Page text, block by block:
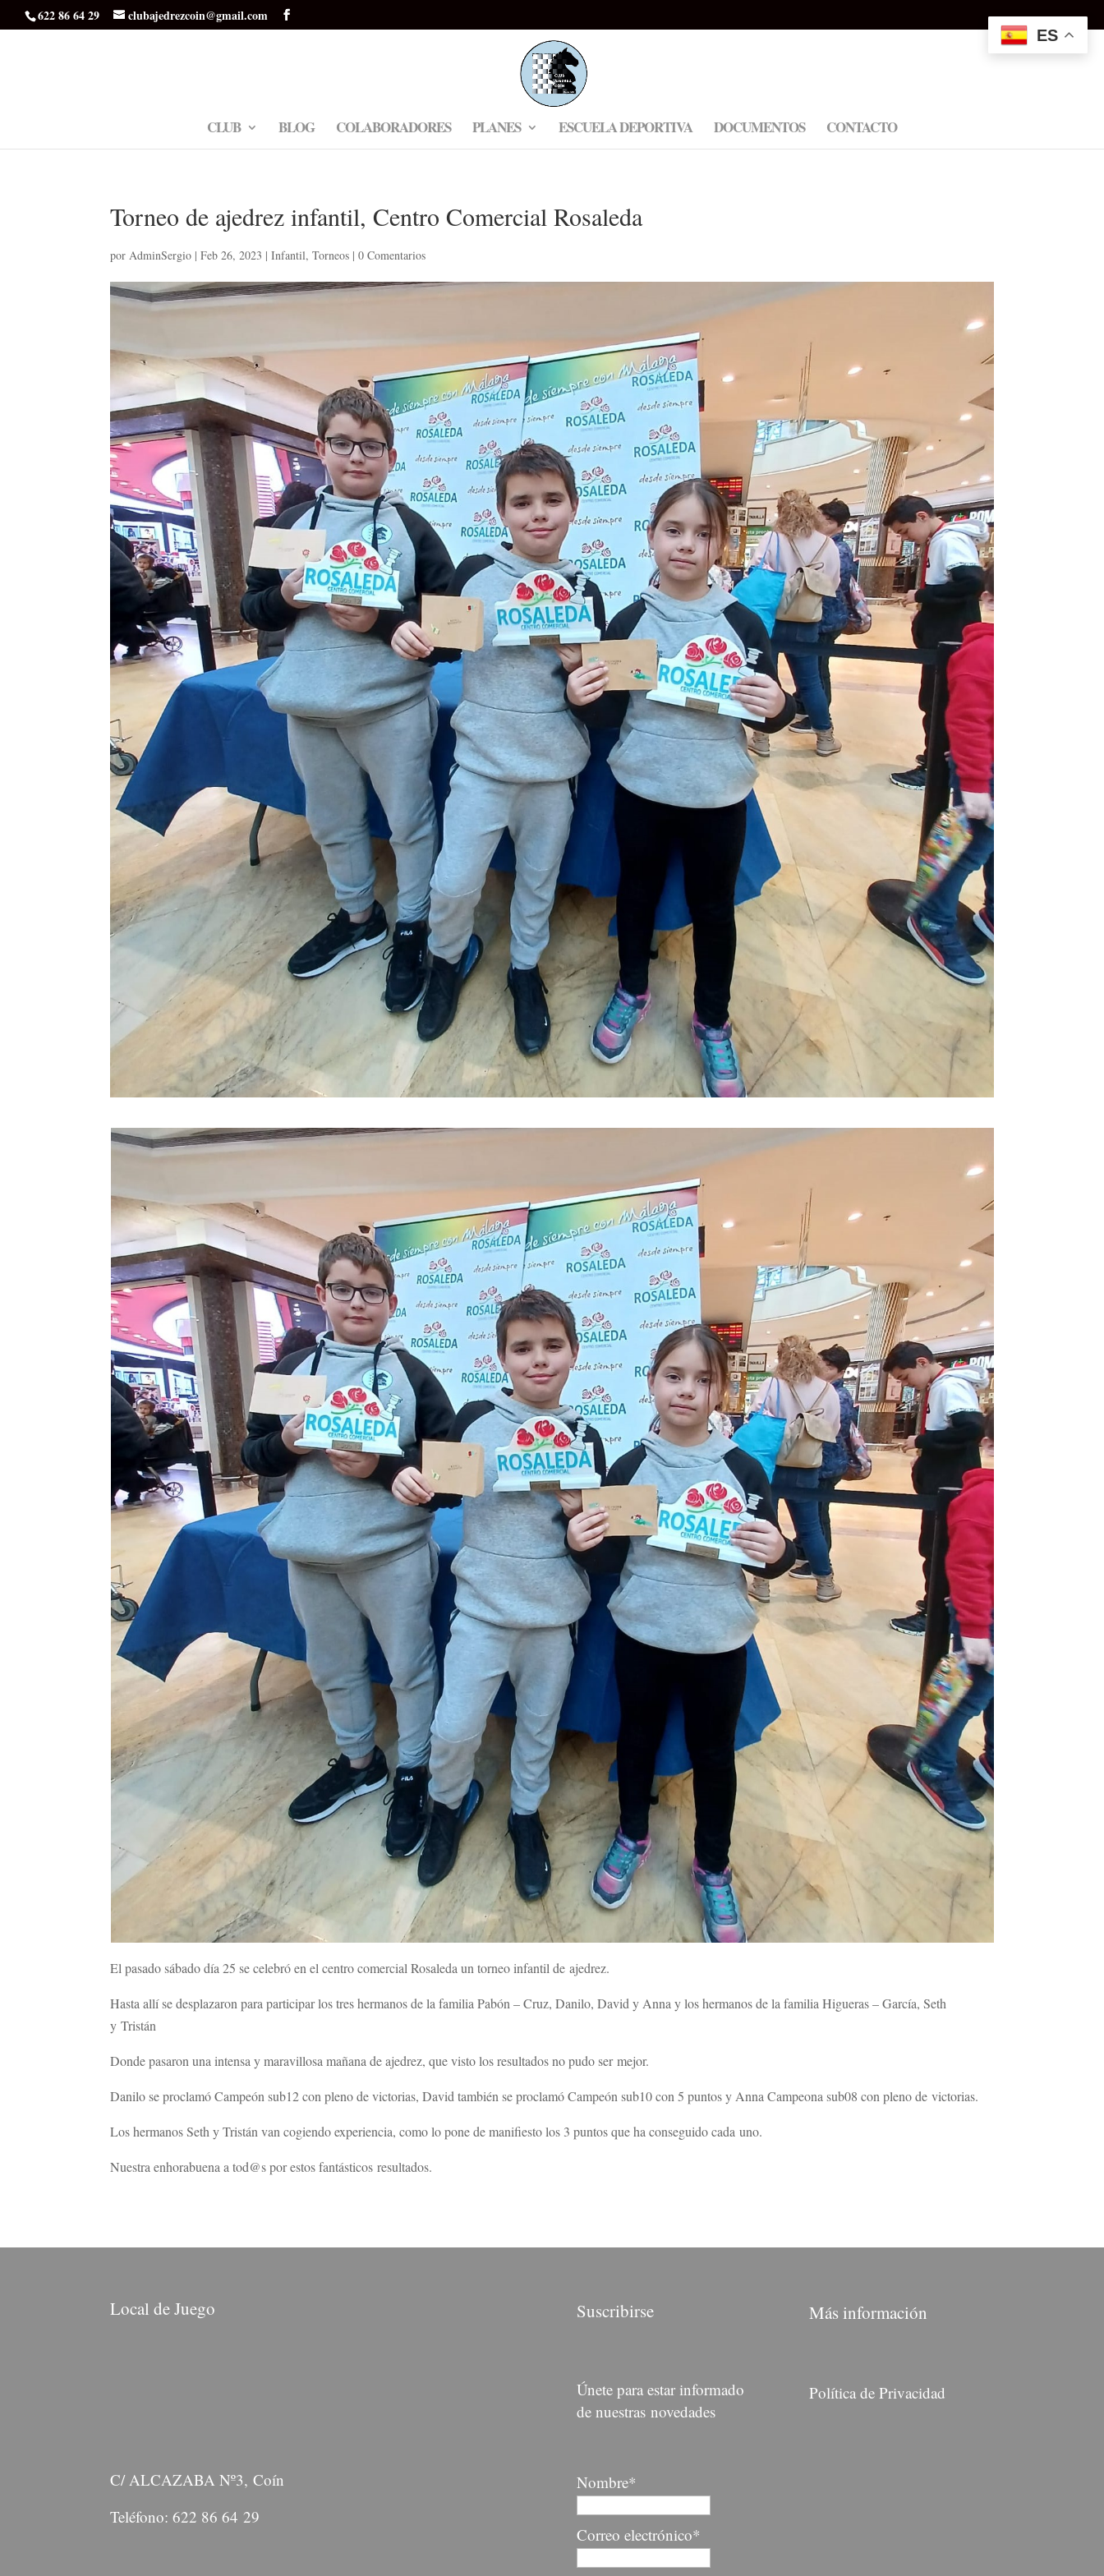
622 86 64 29 clubajedrezcoin@gmail.com
CLUB BLOG COLABORADORES PLANES ESCUELA DEPORTIVA DOCUMENTOS CONTACTO
Torneo de ajedrez infantil, Centro Comercial Rosaleda
porAdminSergio |Feb 26, 2023 |Infantil,Torneos |0 Comentarios
El pasado sábado día 25 se celebró en el centro comercial Rosaleda un torneo infantil de ajedrez.
Hasta allí se desplazaron para participar los tres hermanos de la familia Pabón – Cruz, Danilo, David y Anna y los hermanos de la familia Higueras – García, Seth
y Tristán
Donde pasaron una intensa y maravillosa mañana de ajedrez, que visto los resultados no pudo ser mejor.
Danilo se proclamó Campeón sub12 con pleno de victorias, David también se proclamó Campeón sub10 con 5 puntos y Anna Campeona sub08 con pleno de victorias.
Los hermanos Seth y Tristán van cogiendo experiencia, como lo pone de manifiesto los 3 puntos que ha conseguido cada uno.
Nuestra enhorabuena a tod@s por estos fantásticos resultados.
Local de Juego
C/ ALCAZABA Nº3, Coín
Teléfono: 622 86 64 29
Suscribirse
Únete para estar informado
de nuestras novedades
Nombre*
Correo electrónico*
Más información
Política de Privacidad
ES